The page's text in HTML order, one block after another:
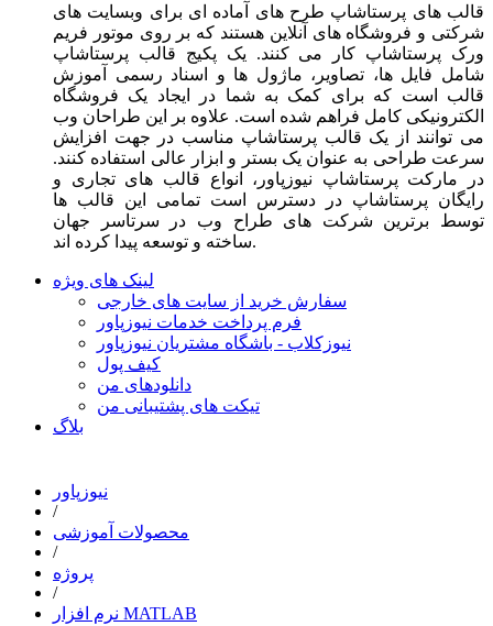
قالب های پرستاشاپ طرح های آماده ای برای وبسایت های
شرکتی و فروشگاه های آنلاین هستند که بر روی موتور فریم
ورک پرستاشاپ کار می کنند. یک پکیج قالب پرستاشاپ
شامل فایل ها، تصاویر، ماژول ها و اسناد رسمی آموزش
قالب است که برای کمک به شما در ایجاد یک فروشگاه
الکترونیکی کامل فراهم شده است. علاوه بر این طراحان وب
می توانند از یک قالب پرستاشاپ مناسب در جهت افزایش
سرعت طراحی به عنوان یک بستر و ابزار عالی استفاده کنند.
در مارکت پرستاشاپ نیوزپاور، انواع قالب های تجاری و
رایگان پرستاشاپ در دسترس است تمامی این قالب ها
توسط برترین شرکت های طراح وب در سرتاسر جهان
ساخته و توسعه پیدا کرده اند.
لینک های ویژه
سفارش خرید از سایت های خارجی
فرم پرداخت خدمات نیوزپاور
نیوزکلاب - باشگاه مشتریان نیوزپاور
کیف پول
دانلودهای من
تیکت های پشتیبانی من
بلاگ
نیوزپاور
/
محصولات آموزشی
/
پروژه
/
نرم افزار MATLAB